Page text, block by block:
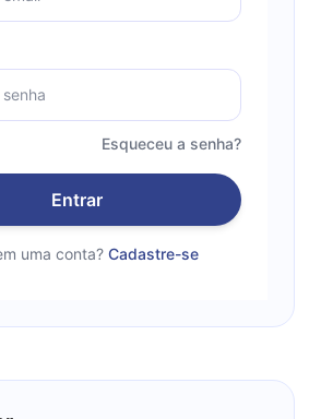
Esqueceu a senha?
Entrar
uma conta? Cadastre-se